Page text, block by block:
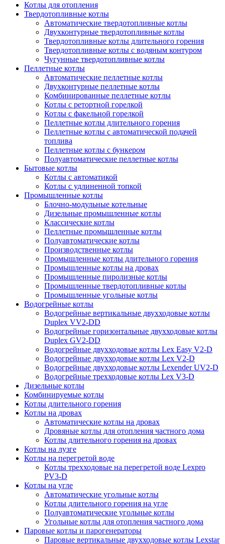
Котлы для отопления
Твердотопливные котлы
Автоматические твердотопливные котлы
Двухконтурные твердотопливные котлы
Твердотопливные котлы длительного горения
Твердотопливные котлы с водяным контуром
Чугунные твердотопливные котлы
Пеллетные котлы
Автоматические пеллетные котлы
Двухконтурные пеллетные котлы
Комбинированные пеллетные котлы
Котлы с ретортной горелкой
Котлы с факельной горелкой
Пеллетные котлы длительного горения
Пеллетные котлы с автоматической подачей
топлива
Пеллетные котлы с бункером
Полуавтоматические пеллетные котлы
Бытовые котлы
Котлы с автоматикой
Котлы с удлиненной топкой
Промышленные котлы
Блочно-модульные котельные
Дизельные промышленные котлы
Классические котлы
Пеллетные промышленные котлы
Полуавтоматические котлы
Производственные котлы
Промышленные котлы длительного горения
Промышленные котлы на дровах
Промышленные пиролизные котлы
Промышленные твердотопливные котлы
Промышленные угольные котлы
Водогрейные котлы
Водогрейные вертикальные двухходовые котлы
Duplex VV2-DD
Водогрейные горизонтальные двухходовые котлы
Duplex GV2-DD
Водогрейные двухходовые котлы Lex Easy V2-D
Водогрейные двухходовые котлы Lex V2-D
Водогрейные двухходовые котлы Lexender UV2-D
Водогрейные трехходовые котлы Lex V3-D
Дизельные котлы
Комбинируемые котлы
Котлы длительного горения
Котлы на дровах
Автоматические котлы на дровах
Дровяные котлы для отопления частного дома
Котлы длительного горения на дровах
Котлы на лузге
Котлы на перегретой воде
Котлы трехходовые на перегретой воде Lexpro
PV3-D
Котлы на угле
Автоматические угольные котлы
Котлы длительного горения на угле
Полуавтоматические угольные котлы
Угольные котлы для отопления частного дома
Паровые котлы и парогенераторы
Паровые вертикальные двухходовые котлы Lexstar